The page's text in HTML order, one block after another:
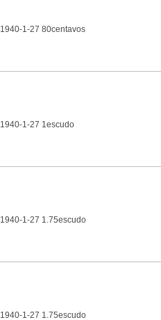
1940-1-27 80centavos
1940-1-27 1escudo
1940-1-27 1.75escudo
1940-1-27 1.75escudo